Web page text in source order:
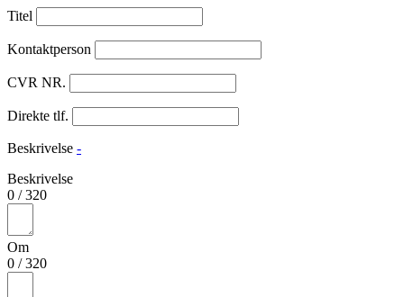
Titel
Kontaktperson
CVR NR.
Direkte tlf.
Beskrivelse -
Beskrivelse
0 /320
Om
0 /320